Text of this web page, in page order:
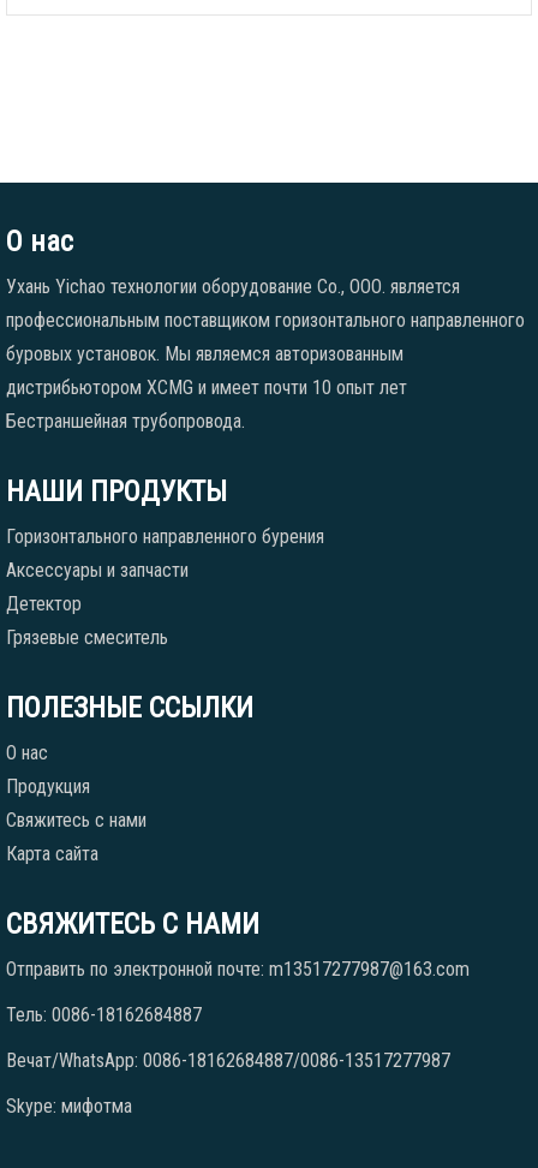
О нас
Ухань Yichao технологии оборудование Co., ООО. является
профессиональным поставщиком горизонтального направленного
буровых установок. Мы являемся авторизованным
дистрибьютором XCMG и имеет почти 10 опыт лет
Бестраншейная трубопровода.
НАШИ ПРОДУКТЫ
Горизонтального направленного бурения
Аксессуары и запчасти
Детектор
Грязевые смеситель
ПОЛЕЗНЫЕ ССЫЛКИ
О нас
Продукция
Свяжитесь с нами
Карта сайта
СВЯЖИТЕСЬ С НАМИ
Отправить по электронной почте: m13517277987@163.com
Тель: 0086-18162684887
Вечат/WhatsApp: 0086-18162684887/0086-13517277987
Skype: мифотма